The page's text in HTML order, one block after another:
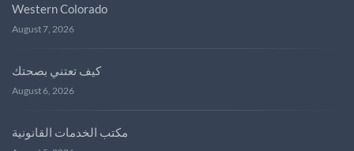
Western Colorado
August 7, 2026
كيف تعتني بصحتك
August 6, 2026
مكتب الخدمات القانونية